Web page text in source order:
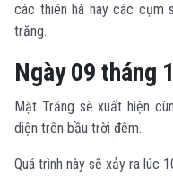
các thiên hà hay các cụm
trăng.
Ngày 09 tháng
Mặt Trăng sẽ xuất hiện
diện trên bầu trời đêm.
Quá trình này sẽ xảy ra lúc